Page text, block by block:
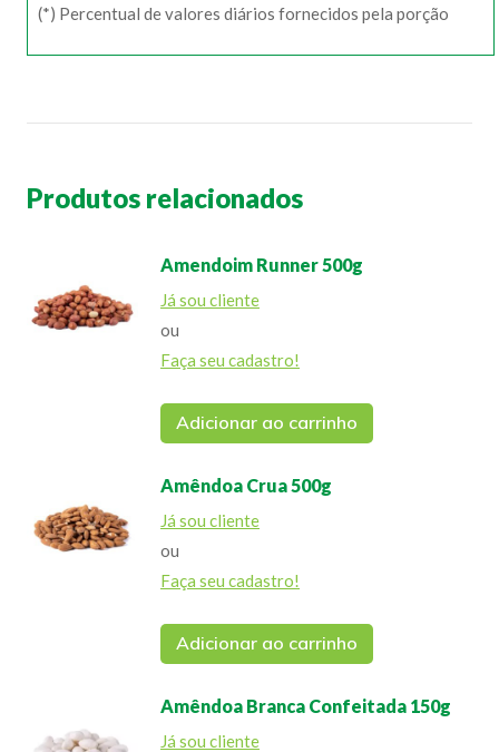
(*) Percentual de valores diários fornecidos pela porção
Produtos relacionados
Amendoim Runner 500g
Já sou cliente
ou
Faça seu cadastro!
Adicionar ao carrinho
Amêndoa Crua 500g
Já sou cliente
ou
Faça seu cadastro!
Adicionar ao carrinho
Amêndoa Branca Confeitada 150g
Já sou cliente